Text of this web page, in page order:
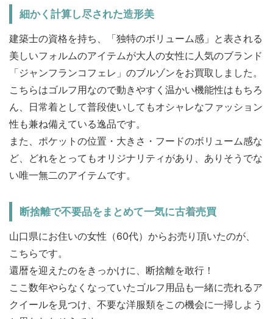
細かく計算し尽された造形美
建築士の資格を持ち、「独特のボリューム感」と表される
美しいフォルムのアイテムが大人の女性に人気のブランド
「ジャンフランコフェレ」のブルゾンをお買取しました。
こちらはゴルフ用なので動きやすく温かい機能性はもちろ
ん、日常着として普段使いしてもオシャレなファッション
性も兼ね備えている逸品です。
また、ポケットの位置・大きさ・フードのボリューム感な
ど、どれをとってもオリジナリティがあり、ありそうでな
い唯一無二のアイテムです。
断捨離で不要品をまとめて一気に古着売買
山口県にお住いの女性（60代）からお売り頂いたのが、
こちらです。
還暦を迎えたのをきっかけに、断捨離を敢行！
ここ数年やらなくなっていたゴルフ用品も一緒に売れるア
クイールを見つけ、不要な洋服類をこの機会に一掃しよう